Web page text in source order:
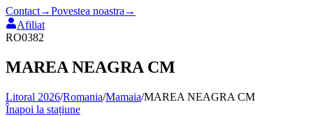
Contact→Povestea noastra →
Afiliat
RO0382
MAREA NEAGRA CM
Litoral 2026/Romania/Mamaia/MAREA NEAGRA CM
Înapoi la stațiune